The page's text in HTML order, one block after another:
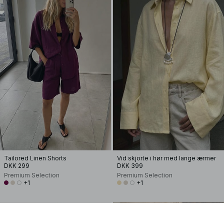
Tailored Linen Shorts
DKK 299
Premium Selection
+1
Vid skjorte i hør med lange ærmer
DKK 399
Premium Selection
+1